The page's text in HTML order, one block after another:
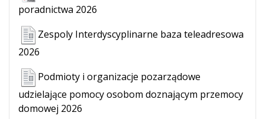
Przemoc Domowa - baza rejestrów
poradnictwa 2026
Zespoly Interdyscyplinarne baza teleadresowa
2026
Podmioty i organizacje pozarządowe
udzielające pomocy osobom doznającym przemocy
domowej 2026